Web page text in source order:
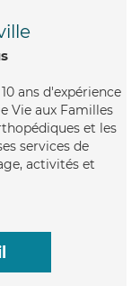
ans d'expérience
Vie aux Familles
et les
services de
activités et